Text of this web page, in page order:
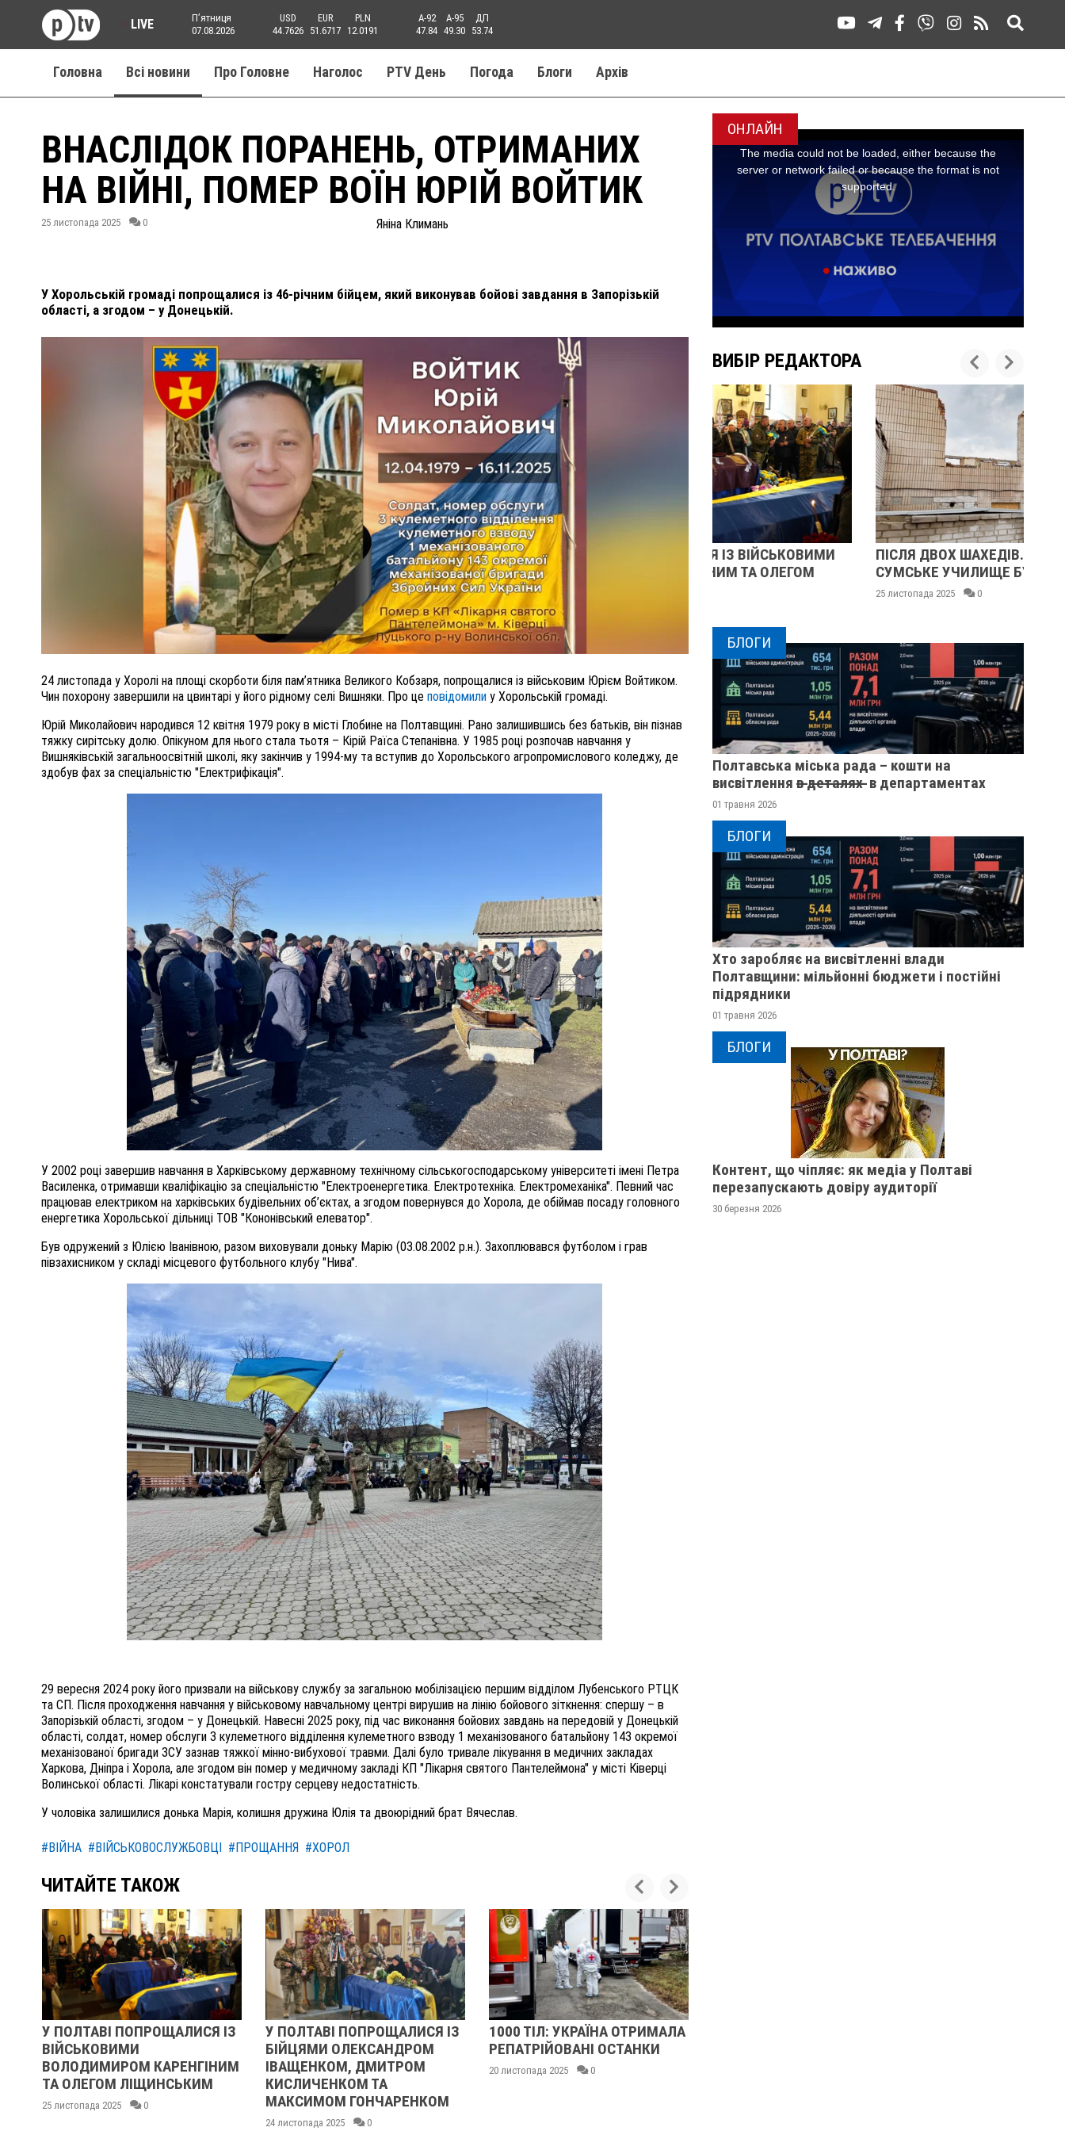
LIVE
Пʼятниця
07.08.2026
USD
44.7626
EUR
51.6717
PLN
12.0191
A-92
47.84
A-95
49.30
ДП
53.74
Головна Всі новини Про Головне Наголос PTV День Погода Блоги Aрхів
ВНАСЛІДОК ПОРАНЕНЬ, ОТРИМАНИХ
НА ВІЙНІ, ПОМЕР ВОЇН ЮРІЙ ВОЙТИК
25 листопада 2025 0 Яніна Климань
У Хорольській громаді попрощалися із 46-річним бійцем, який виконував бойові завдання в Запорізькій
області, а згодом – у Донецькій.
24 листопада у Хоролі на площі скорботи біля пам’ятника Великого Кобзаря, попрощалися із військовим Юрієм Войтиком.
Чин похорону завершили на цвинтарі у його рідному селі Вишняки. Про це повідомили у Хорольській громаді.
Юрій Миколайович народився 12 квітня 1979 року в місті Глобине на Полтавщині. Рано залишившись без батьків, він пізнав
тяжку сирітську долю. Опікуном для нього стала тьотя – Кірій Раїса Степанівна. У 1985 році розпочав навчання у
Вишняківській загальноосвітній школі, яку закінчив у 1994-му та вступив до Хорольського агропромислового коледжу, де
здобув фах за спеціальністю "Електрифікація".
У 2002 році завершив навчання в Харківському державному технічному сільськогосподарському університеті імені Петра
Василенка, отримавши кваліфікацію за спеціальністю "Електроенергетика. Електротехніка. Електромеханіка". Певний час
працював електриком на харківських будівельних об’єктах, а згодом повернувся до Хорола, де обіймав посаду головного
енергетика Хорольської дільниці ТОВ "Кононівський елеватор".
Був одружений з Юлією Іванівною, разом виховували доньку Марію (03.08.2002 р.н.). Захоплювався футболом і грав
півзахисником у складі місцевого футбольного клубу "Нива".
29 вересня 2024 року його призвали на військову службу за загальною мобілізацією першим відділом Лубенського РТЦК
та СП. Після проходження навчання у військовому навчальному центрі вирушив на лінію бойового зіткнення: спершу – в
Запорізькій області, згодом – у Донецькій. Навесні 2025 року, під час виконання бойових завдань на передовій у Донецькій
області, солдат, номер обслуги 3 кулеметного відділення кулеметного взводу 1 механізованого батальйону 143 окремої
механізованої бригади ЗСУ зазнав тяжкої мінно-вибухової травми. Далі було тривале лікування в медичних закладах
Харкова, Дніпра і Хорола, але згодом він помер у медичному закладі КП "Лікарня святого Пантелеймона" у місті Ківерці
Волинської області. Лікарі констатували гостру серцеву недостатність.
У чоловіка залишилися донька Марія, колишня дружина Юлія та двоюрідний брат Вячеслав.
#ВІЙНА #ВІЙСЬКОВОСЛУЖБОВЦІ #ПРОЩАННЯ #ХОРОЛ
ЧИТАЙТЕ ТАКОЖ
ПОПРОЩАЛИСЯ ІЗ
КАРЕНГІНИМ
ЛІЩИНСЬКИМ
У ПОЛТАВІ ПОПРОЩАЛИСЯ ІЗ
БІЙЦЯМИ ОЛЕКСАНДРОМ
ІВАЩЕНКОМ, ДМИТРОМ
КИСЛИЧЕНКОМ ТА
МАКСИМОМ ГОНЧАРЕНКОМ
1000 ТІЛ: УКРАЇНА ОТРИМАЛА
РЕПАТРІЙОВАНІ ОСТАНКИ
20 листопада 2025
РОСІЙСЬКИ ДРОН “ГЕРБЕРА”
ЙМОВІРНО ВПАВ У ПОЛТАВІ
ОНЛАЙН
ВИБІР РЕДАКТОРА
ПОЛІЦІЯ ПОЛТАВЩИНИ РОЗШУКУЄ 62-РІЧНУ
ЛЮДМИЛУ ТИМЧЕНКО
У ПОЛТАВІ ПОПРОЩАЛИСЯ ІЗ ВІЙСЬКОВИМИ
ВОЛОДИМИРОМ КАРЕНГІНИМ ТА ОЛЕГОМ
ЛІЩИНСЬКИМ
25 листопада 2025 0
ПІСЛЯ ДВОХ ШАХЕДІВ. ЯК ВІДНОВЛЮЄТЬСЯ
СУМСЬКЕ УЧИЛИЩЕ БУДІВНИЦТВА І ДИЗАЙНУ
БЛОГИ
Полтавська міська рада – кошти на
висвітлення в̶ ̶д̶е̶т̶а̶л̶я̶х̶ ̶ в департаментах
01 травня 2026
БЛОГИ
Хто заробляє на висвітленні влади
Полтавщини: мільйонні бюджети і постійні
підрядники
01 травня 2026
БЛОГИ
Контент, що чіпляє: як медіа у Полтаві
перезапускають довіру аудиторії
30 березня 2026